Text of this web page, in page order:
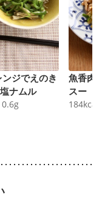
ジでえのき
ナムル
0.6g
魚香肉
スー
184kcal